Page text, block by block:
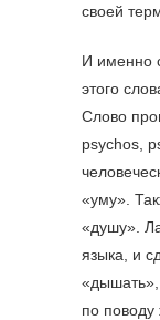
своей
И именно
этого
Слово
psychos,
«уму».
«душу».
языка, и
«дышать»,
по поводу